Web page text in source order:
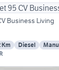
Business Living
Km Diesel